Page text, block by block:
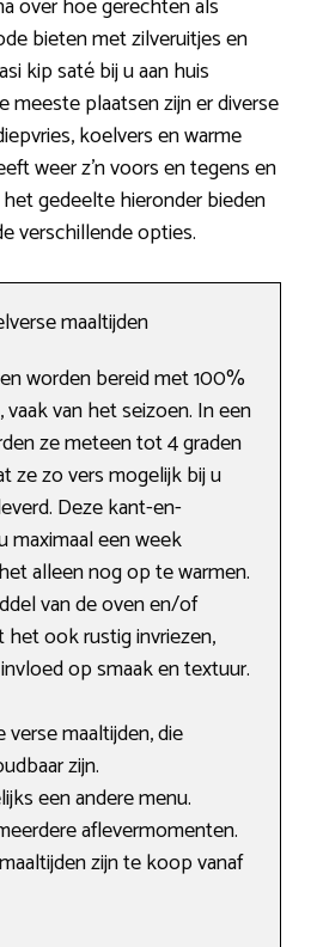
over hoe gerechten als
bieten met zilveruitjes en
kip saté bij u aan huis
meeste plaatsen zijn er diverse
koelvers en warme
weer z’n voors en tegens en
gedeelte hieronder bieden
verschillende opties.
maaltijden
worden bereid met 100%
van het seizoen. In een
ze meteen tot 4 graden
ze zo vers mogelijk bij u
Deze kant-en-
maximaal een week
alleen nog op te warmen.
van de oven en/of
ook rustig invriezen,
op smaak en textuur.
verse maaltijden, die
zijn.
een andere menu.
aflevermomenten.
zijn te koop vanaf